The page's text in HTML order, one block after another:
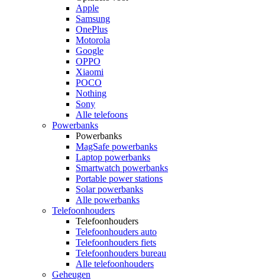
Apple
Samsung
OnePlus
Motorola
Google
OPPO
Xiaomi
POCO
Nothing
Sony
Alle telefoons
Powerbanks
Powerbanks
MagSafe powerbanks
Laptop powerbanks
Smartwatch powerbanks
Portable power stations
Solar powerbanks
Alle powerbanks
Telefoonhouders
Telefoonhouders
Telefoonhouders auto
Telefoonhouders fiets
Telefoonhouders bureau
Alle telefoonhouders
Geheugen